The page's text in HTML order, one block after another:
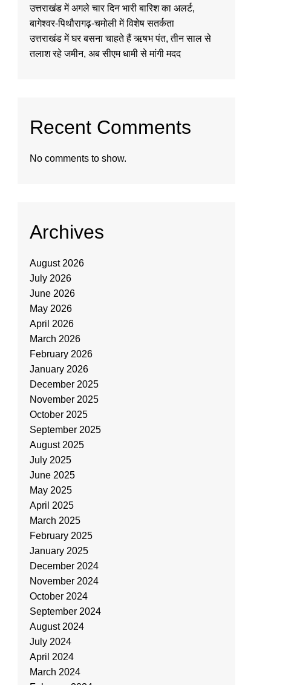
उत्तराखंड में अगले चार दिन भारी बारिश का अलर्ट,
बागेश्वर-पिथौरागढ़-चमोली में विशेष सतर्कता
उत्तराखंड में घर बसना चाहते हैं ऋषभ पंत, तीन साल से
तलाश रहे जमीन, अब सीएम धामी से मांगी मदद
Recent Comments
No comments to show.
Archives
August 2026
July 2026
June 2026
May 2026
April 2026
March 2026
February 2026
January 2026
December 2025
November 2025
October 2025
September 2025
August 2025
July 2025
June 2025
May 2025
April 2025
March 2025
February 2025
January 2025
December 2024
November 2024
October 2024
September 2024
August 2024
July 2024
April 2024
March 2024